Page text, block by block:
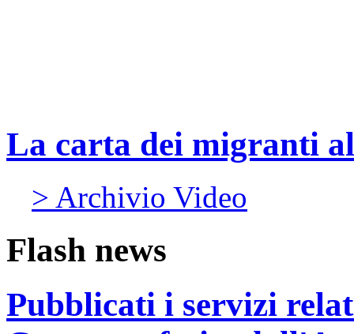
La carta dei migranti
> Archivio Video
Flash news
Pubblicati i servizi